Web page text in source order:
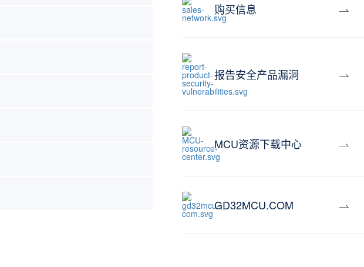
购买信息
报告安全产品漏洞
MCU资源下载中心
GD32MCU.COM